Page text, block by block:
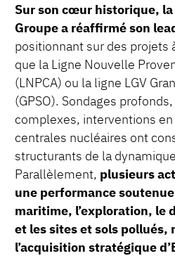
Sur son cœur historique,
Groupe a réaffirmé son
positionnant sur des
que la Ligne Nouvelle
(LNPCA) ou la ligne LGV
(GPSO). Sondages
complexes, interventions
centrales nucléaires ont
structurants de la
Parallèlement, plusieurs
une performance
maritime, l’exploration, le
et les sites et sols pollués,
l’acquisition stratégique